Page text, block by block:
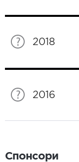
2018
2016
Спонсори